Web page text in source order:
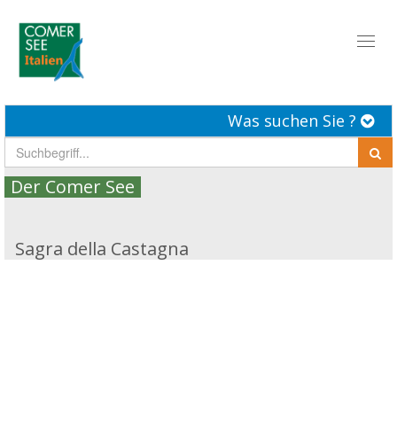
Was suchen Sie ?
Der Comer See
Sagra della Castagna